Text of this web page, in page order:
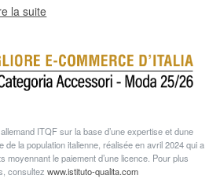
la suite
ITQF sur la base d’une expertise et dune
de la population italienne, réalisée en avril 2024 qui a
moyennant le paiement d’une licence. Pour plus
consultez www.istituto-qualita.com